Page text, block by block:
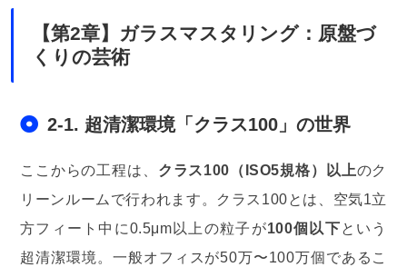
【第2章】ガラスマスタリング：原盤づ
くりの芸術
2-1. 超清潔環境「クラス100」の世界
ここからの工程は、 クラス100（ISO5規格）以上のク
リーンルームで行われます。クラス100とは、空気1立
方フィート中に0.5μm以上の粒子が100個以下という
超清潔環境。一般オフィスが50万〜100万個であるこ